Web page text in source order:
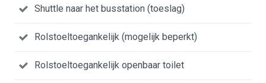
Shuttle naar het busstation (toeslag)
Rolstoeltoegankelijk (mogelijk beperkt)
Rolstoeltoegankelijk openbaar toilet